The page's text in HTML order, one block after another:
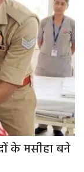
के मसीहा बने